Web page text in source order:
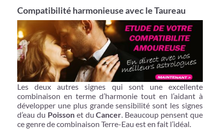
Compatibilité harmonieuse avec le Taureau
Les deux autres signes qui sont une excellente
combinaison en terme d’harmonie tout en l’aidant à
développer une plus grande sensibilité sont les signes
d’eau du Poissonet duCancer. Beaucoup pensent que
ce genre de combinaison Terre-Eau est en fait l’idéal.